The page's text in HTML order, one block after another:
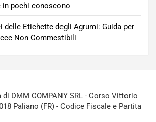
in pochi conoscono
delle Etichette degli Agrumi: Guida per
Non Commestibili
DMM COMPANY SRL - Corso Vittorio
Paliano (FR) - Codice Fiscale e Partita